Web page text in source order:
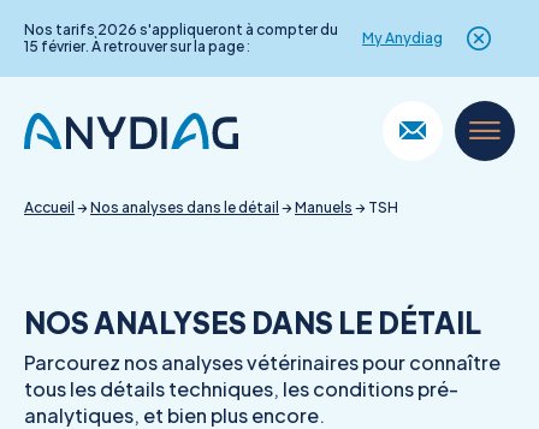
Nos tarifs 2026 s'appliqueront à compter du
15 février. À retrouver sur la page :
My Anydiag
content
Accueil →Nos analyses dans le détail →Manuels → TSH
NOS ANALYSES DANS LE DÉTAIL
Parcourez nos analyses vétérinaires pour connaître
tous les détails techniques, les conditions pré-
analytiques, et bien plus encore.